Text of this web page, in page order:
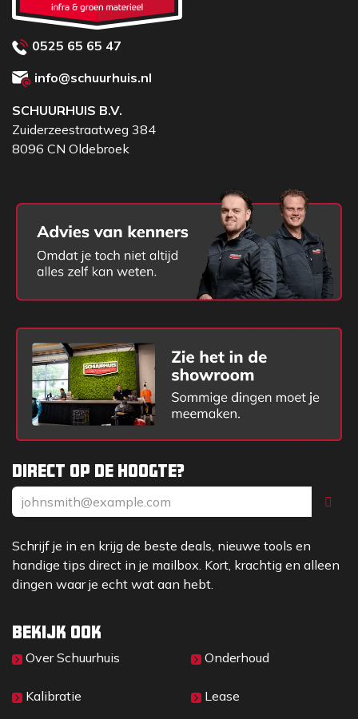
Direct op de hoogte?
Schrijf je in en krijg de beste deals, nieuwe tools en
handige tips direct in je mailbox. Kort, krachtig en alleen
dingen waar je echt wat aan hebt.
Bekijk ook
Over Sc​huurhuis
Kalibratie
Onderhoud
Lease
0525 65 65 47
info@schuurhuis.nl
SCHUURHUIS B.V.
Zuiderzeestraatweg 384
8096 CN Oldebroek